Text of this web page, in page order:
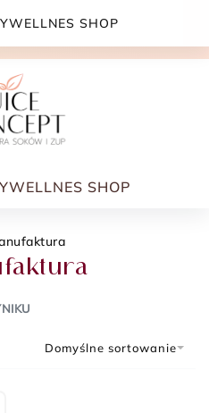
ZAMÓWIENIU JUŻ OD
WELLNES SHOP
Domyślne sortowanie
WELLNES SHOP